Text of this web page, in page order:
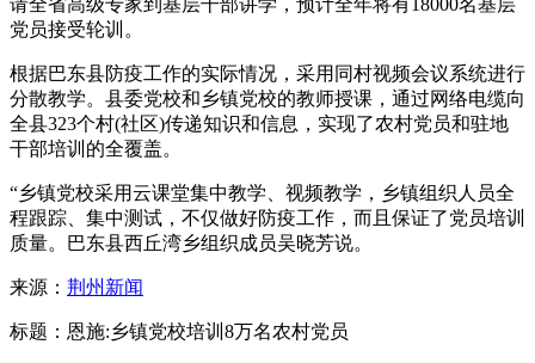
党员接受轮训。
根据巴东县防疫工作的实际情况，采用同村视频会议系统进行
分散教学。县委党校和乡镇党校的教师授课，通过网络电缆向
全县323个村(社区)传递知识和信息，实现了农村党员和驻地
干部培训的全覆盖。
“乡镇党校采用云课堂集中教学、视频教学，乡镇组织人员全
程跟踪、集中测试，不仅做好防疫工作，而且保证了党员培训
质量。巴东县西丘湾乡组织成员吴晓芳说。
来源： 荆州新闻
标题：恩施:乡镇党校培训8万名农村党员